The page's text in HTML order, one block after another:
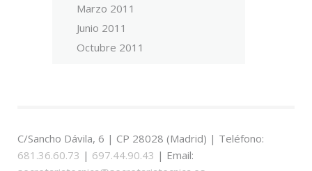
Marzo 2011
Junio 2011
Octubre 2011
C/Sancho Dávila, 6 | CP 28028 (Madrid) | Teléfono:
681.36.60.73 | 697.44.90.43 | Email: